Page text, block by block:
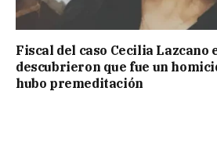
Fiscal del caso Cecilia Lazcano
descubrieron que fue un
hubo premeditación